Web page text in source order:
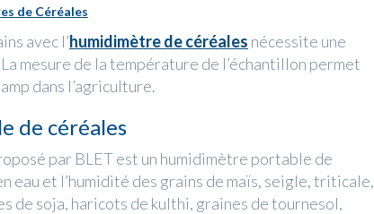
de Céréales
avec l’humidimètre de céréales nécessite une
mesure de la température de l’échantillon permet
dans l’agriculture.
de céréales
par BLET est un humidimètre portable de
eau et l’humidité des grains de maïs, seigle, triticale,
de soja, haricots de kulthi, graines de tournesol,